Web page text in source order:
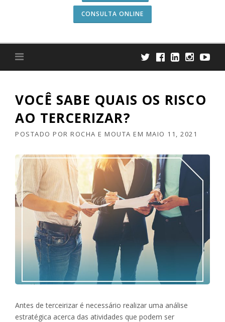
CONSULTA ONLINE
VOCÊ SABE QUAIS OS RISCO
AO TERCERIZAR?
POSTADO POR ROCHA E MOUTA EM MAIO 11, 2021
Antes de terceirizar é necessário realizar uma análise
estratégica acerca das atividades que podem ser